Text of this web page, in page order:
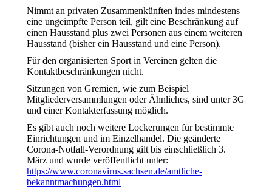
Nimmt an privaten Zusammenkünften indes mindestens
eine ungeimpfte Person teil, gilt eine Beschränkung auf
einen Hausstand plus zwei Personen aus einem weiteren
Hausstand (bisher ein Hausstand und eine Person).
Für den organisierten Sport in Vereinen gelten die
Kontaktbeschränkungen nicht.
Sitzungen von Gremien, wie zum Beispiel
Mitgliederversammlungen oder Ähnliches, sind unter 3G
und einer Kontakterfassung möglich.
Es gibt auch noch weitere Lockerungen für bestimmte
Einrichtungen und im Einzelhandel. Die geänderte
Corona-Notfall-Verordnung gilt bis einschließlich 3.
März und wurde veröffentlicht unter:
https://www.coronavirus.sachsen.de/amtliche-
bekanntmachungen.html